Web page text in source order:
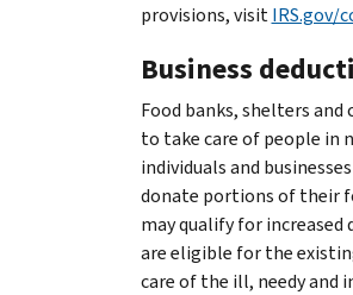
provisions, visitIRS.gov/
Business
Food banks, shelters
to take care of people in
individuals and
donate portions of their
may qualify for
are eligible for the
care of the ill, needy and